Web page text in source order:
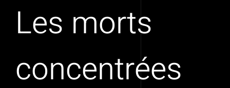
Les morts
concentrées